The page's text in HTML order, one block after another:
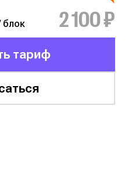
тариф
блок 2 100 ₽